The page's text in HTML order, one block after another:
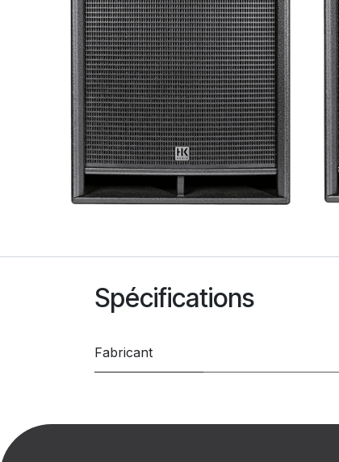
Spécifications
Fabricant